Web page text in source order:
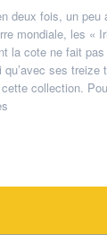
deux fois, un peu
mondiale, les «
la cote ne fait
ses treize
collection.